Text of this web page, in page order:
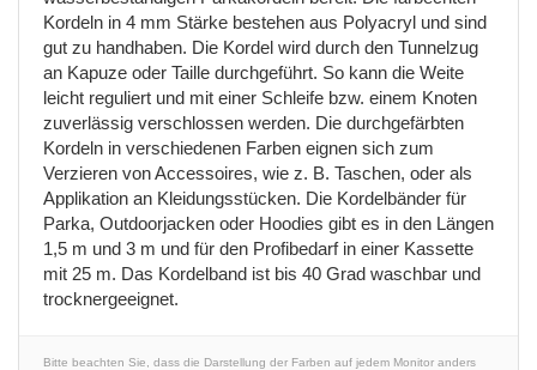
Kordeln in 4 mm Stärke bestehen aus Polyacryl und sind
gut zu handhaben. Die Kordel wird durch den Tunnelzug
an Kapuze oder Taille durchgeführt. So kann die Weite
leicht reguliert und mit einer Schleife bzw. einem Knoten
zuverlässig verschlossen werden. Die durchgefärbten
Kordeln in verschiedenen Farben eignen sich zum
Verzieren von Accessoires, wie z. B. Taschen, oder als
Applikation an Kleidungsstücken. Die Kordelbänder für
Parka, Outdoorjacken oder Hoodies gibt es in den Längen
1,5 m und 3 m und für den Profibedarf in einer Kassette
mit 25 m. Das Kordelband ist bis 40 Grad waschbar und
trocknergeeignet.
Bitte beachten Sie, dass die Darstellung der Farben auf jedem Monitor anders